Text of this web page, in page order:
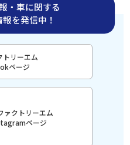
・車に関する
を発信中！
トリーエム
ページ
ァクトリーエム
ページ